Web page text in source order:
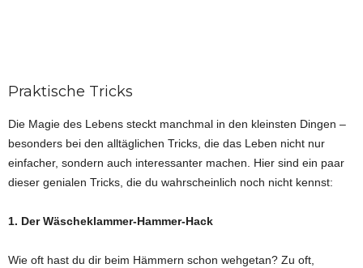
Praktische Tricks
Die Magie des Lebens steckt manchmal in den kleinsten Dingen –
besonders bei den alltäglichen Tricks, die das Leben nicht nur
einfacher, sondern auch interessanter machen. Hier sind ein paar
dieser genialen Tricks, die du wahrscheinlich noch nicht kennst:
1. Der Wäscheklammer-Hammer-Hack
Wie oft hast du dir beim Hämmern schon wehgetan? Zu oft,